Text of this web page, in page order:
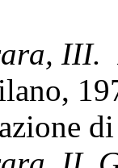
III.